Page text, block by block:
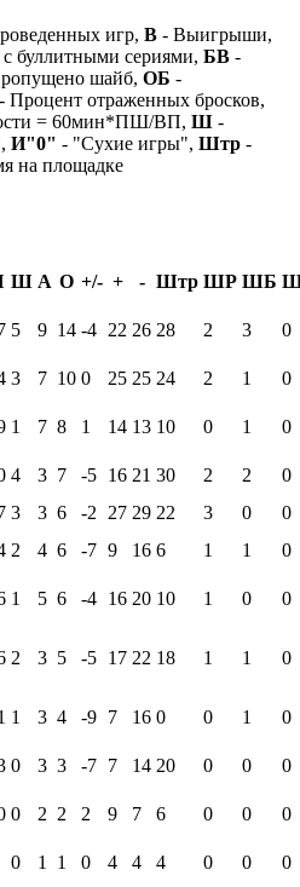
игр, В - Выигрыши,
буллитными сериями, БВ -
шайб, ОБ -
- Процент отраженных бросков,
= 60мин*ПШ/ВП, Ш -
И"0" - "Сухие игры", Штр -
на площадке
Ш А О +/- + - Штр ШР ШБ
5 9 14 -4 22 26 28 2 3
0
3 7 10 0 25 25 24 2 1
0
1 7 8 1 14 13 10 0 1
0
4 3 7 -5 16 21 30 2 2
0
3 3 6 -2 27 29 22 3 0
0
2 4 6 -7 9 16 6 1 1
0
1 5 6 -4 16 20 10 1 0
0
2 3 5 -5 17 22 18 1 1 0
1 3 4 -9 7 16 0 0 1
0
0 3 3 -7 7 14 20 0 0
0
0 2 2 2 9 7 6 0 0
0
0 1 1 0 4 4 4 0 0
0